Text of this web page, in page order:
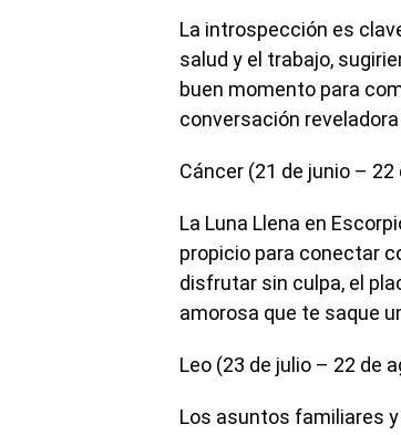
La introspección es
salud y el trabajo,
buen momento para
conversación
Cáncer (21 de junio – 22
La Luna Llena en
propicio para conectar
disfrutar sin culpa, el
amorosa que te saque
Leo (23 de julio – 22 de
Los asuntos familiares